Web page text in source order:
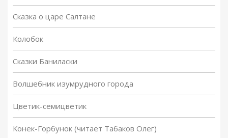
Сказка о царе Салтане
Колобок
Сказки Баниласки
Волшебник изумрудного города
Цветик-семицветик
Конек-Горбунок (читает Табаков Олег)